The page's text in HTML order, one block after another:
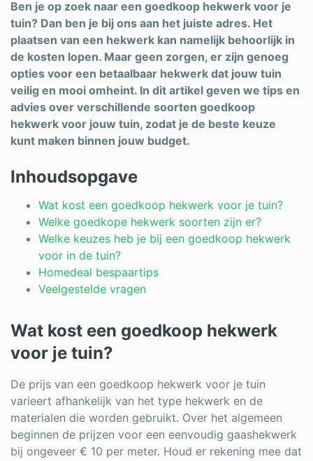
Ben je op zoek naar een goedkoop hekwerk voor je
tuin? Dan ben je bij ons aan het juiste adres. Het
plaatsen van een hekwerk kan namelijk behoorlijk in
de kosten lopen. Maar geen zorgen, er zijn genoeg
opties voor een betaalbaar hekwerk dat jouw tuin
veilig en mooi omheint. In dit artikel geven we tips en
advies over verschillende soorten goedkoop
hekwerk voor jouw tuin, zodat je de beste keuze
kunt maken binnen jouw budget.
Inhoudsopgave
Wat kost een goedkoop hekwerk voor je tuin?
Welke goedkope hekwerk soorten zijn er?
Welke keuzes heb je bij een goedkoop hekwerk
voor in de tuin?
Homedeal bespaartips
Veelgestelde vragen
Wat kost een goedkoop hekwerk
voor je tuin?
De prijs van een goedkoop hekwerk voor je tuin
varieert afhankelijk van het type hekwerk en de
materialen die worden gebruikt. Over het algemeen
beginnen de prijzen voor een eenvoudig gaashekwerk
bij ongeveer € 10 per meter. Houd er rekening mee dat